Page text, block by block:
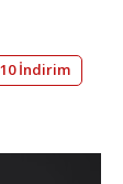
İndirim